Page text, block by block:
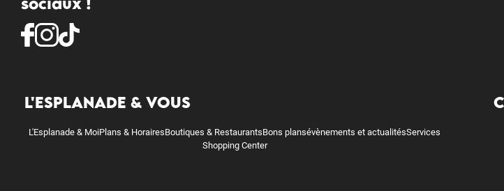
L'ESPLANADE & VOUS
L'Esplanade & MoiPlans & HorairesBoutiques & RestaurantsBons plansévènements et actualitésServices
Shopping Center